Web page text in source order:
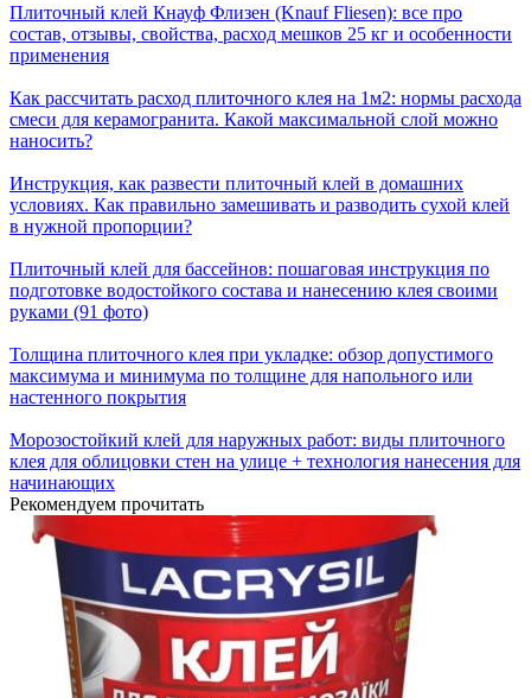
Плиточный клей Кнауф Флизен (Knauf Fliesen): все про
состав, отзывы, свойства, расход мешков 25 кг и особенности
применения
Как рассчитать расход плиточного клея на 1м2: нормы расхода
смеси для керамогранита. Какой максимальной слой можно
наносить?
Инструкция, как развести плиточный клей в домашних
условиях. Как правильно замешивать и разводить сухой клей
в нужной пропорции?
Плиточный клей для бассейнов: пошаговая инструкция по
подготовке водостойкого состава и нанесению клея своими
руками (91 фото)
Толщина плиточного клея при укладке: обзор допустимого
максимума и минимума по толщине для напольного или
настенного покрытия
Морозостойкий клей для наружных работ: виды плиточного
клея для облицовки стен на улице + технология нанесения для
начинающих
Рекомендуем прочитать